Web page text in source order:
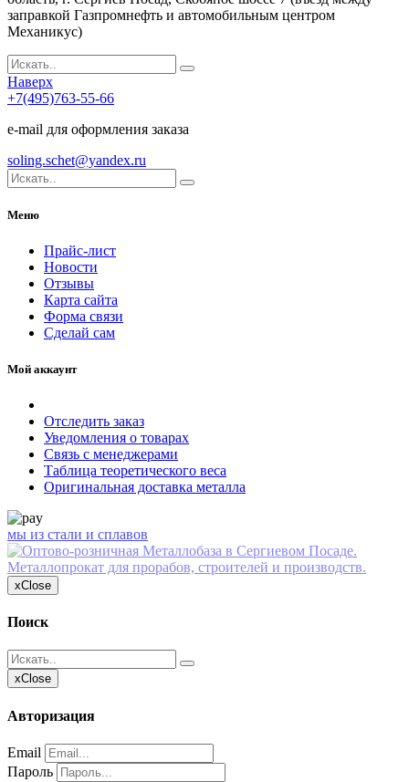
заправкой Газпромнефть и автомобильным центром
Механикус)
Наверх
+7(495)763-55-66
e-mail для оформления заказа
soling.schet@yandex.ru
Меню
Прайс-лист
Новости
Отзывы
Карта сайта
Форма связи
Сделай сам
Мой аккаунт
Отследить заказ
Уведомления о товарах
Связь с менеджерами
Таблица теоретического веса
Оригинальная доставка металла
мы из стали и сплавов
xClose
Поиск
xClose
Авторизация
Email
Пароль